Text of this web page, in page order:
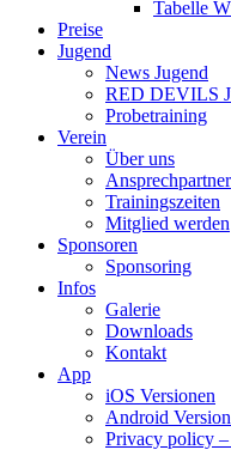
Tabelle
Preise
Jugend
News Jugend
RED DEVILS
Probetraining
Verein
Über uns
Ansprechpartner
Trainingszeiten
Mitglied werden
Sponsoren
Sponsoring
Infos
Galerie
Downloads
Kontakt
App
iOS Versionen
Android
Privacy policy